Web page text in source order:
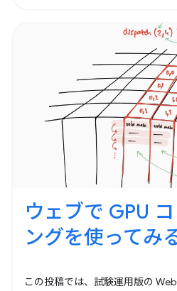
ウェブで GPU
ングを使ってみ
この投稿では、試験運用版の